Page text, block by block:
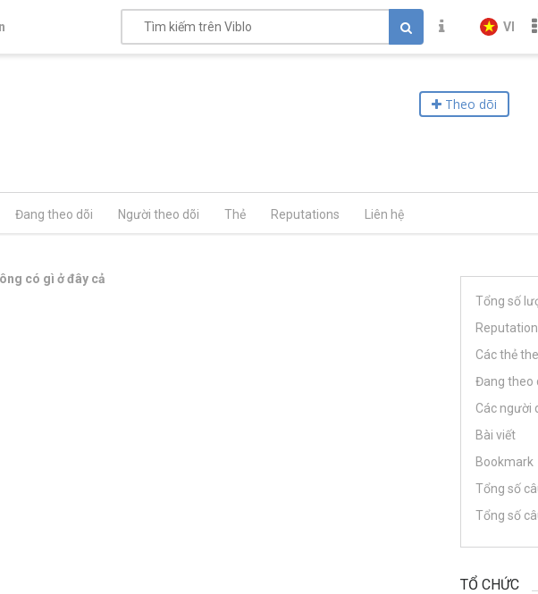
VI
Theo dõi
Đang theo dõi Người theo dõi Thẻ Reputations Liên hệ
có gì ở đây cả
Tổng số
Các thẻ
Đang theo
Các người
Bài viết
Bookmark
Tổng số
Tổng số
TỔ CHỨC